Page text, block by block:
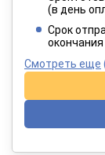
При
(в день
Срок
Смотреть еще